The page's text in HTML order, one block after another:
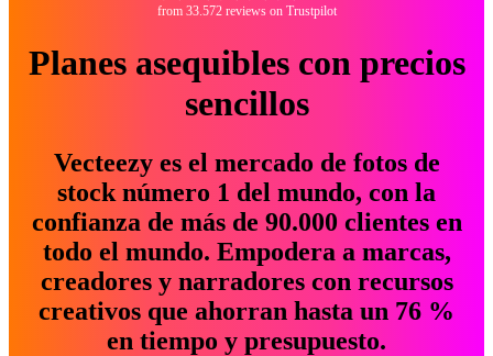
from 33.572 reviews on Trustpilot
Planes asequibles con precios
sencillos
Vecteezy es el mercado de fotos de
stock número 1 del mundo, con la
confianza de más de 90.000 clientes en
todo el mundo. Empodera a marcas,
creadores y narradores con recursos
creativos que ahorran hasta un 76 %
en tiempo y presupuesto.